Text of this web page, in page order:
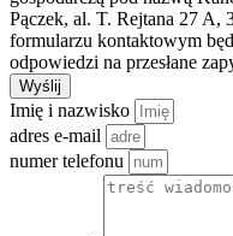
Pączek, al. T. Rejtana 27 A,
formularzu kontaktowym
odpowiedzi na przesłane
Wyślij
Imię i nazwisko
adres e-mail
numer telefonu